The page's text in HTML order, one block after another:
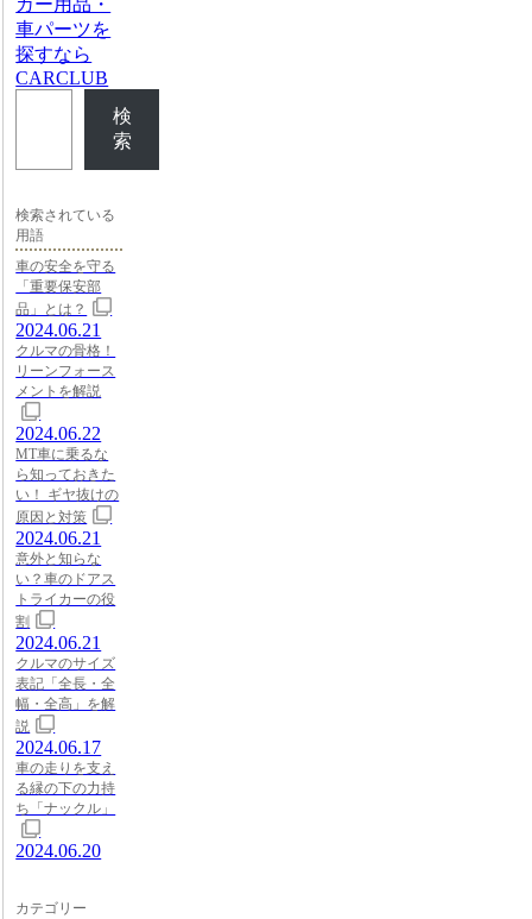
カー用品・
車パーツを
探すなら
CARCLUB
検
索
検索されている
用語
車の安全を守る
「重要保安部
品」とは？
2024.06.21
クルマの骨格！
リーンフォース
メントを解説
2024.06.22
MT車に乗るな
ら知っておきた
い！ ギヤ抜けの
原因と対策
2024.06.21
意外と知らな
い？車のドアス
トライカーの役
割
2024.06.21
クルマのサイズ
表記「全長・全
幅・全高」を解
説
2024.06.17
車の走りを支え
る縁の下の力持
ち「ナックル」
2024.06.20
カテゴリー